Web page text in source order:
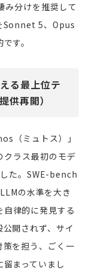
分けを推奨して
Sonnet 5、Opus
す。
る最上位テ
再開）
（ミュトス）」
ラス最初のモデ
た。SWE-bench
の水準を大き
自律的に発見する
開されず、サイ
を担う、ごく一
まっていまし